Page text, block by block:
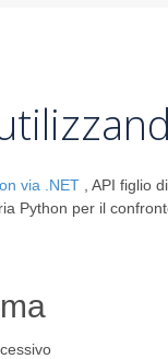
via .NET , API figlio di
Python per il